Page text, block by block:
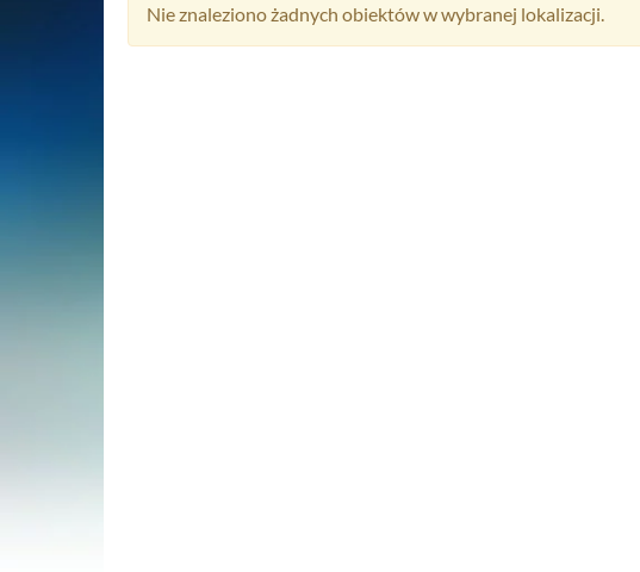
Nie znaleziono żadnych obiektów w wybranej lokalizacji.